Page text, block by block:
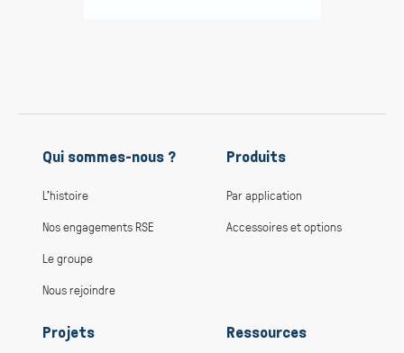
Qui sommes-nous ?
L’histoire
Nos engagements RSE
Le groupe
Nous rejoindre
Produits
Par application
Accessoires et options
Projets Ressources